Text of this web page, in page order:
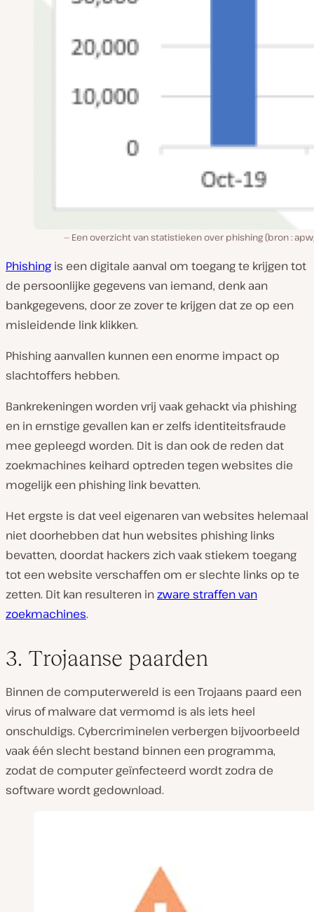
Een overzicht van statistieken over phishing (bron :
Phishing is een digitale aanval om toegang te krijgen tot
de persoonlijke gegevens van iemand, denk aan
bankgegevens, door ze zover te krijgen dat ze op een
misleidende link klikken.
Phishing aanvallen kunnen een enorme impact op
slachtoffers hebben.
Bankrekeningen worden vrij vaak gehackt via phishing
en in ernstige gevallen kan er zelfs identiteitsfraude
mee gepleegd worden. Dit is dan ook de reden dat
zoekmachines keihard optreden tegen websites die
mogelijk een phishing link bevatten.
Het ergste is dat veel eigenaren van websites helemaal
niet doorhebben dat hun websites phishing links
bevatten, doordat hackers zich vaak stiekem toegang
tot een website verschaffen om er slechte links op te
zetten. Dit kan resulteren inzware straffen van
zoekmachines.
3. Trojaanse paarden
Binnen de computerwereld is een Trojaans paard een
virus of malware dat vermomd is als iets heel
onschuldigs. Cybercriminelen verbergen bijvoorbeeld
vaak één slecht bestand binnen een programma,
zodat de computer geïnfecteerd wordt zodra de
software wordt gedownload.